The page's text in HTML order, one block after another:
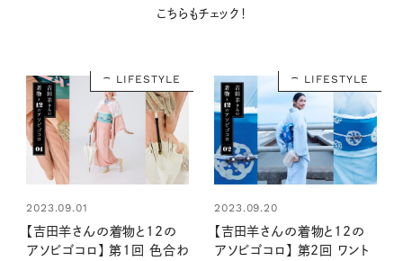
こちらもチェック！
LIFESTYLE
2023.09.01
【吉田羊さんの着物と12の
アソビゴコロ】 第1回 色合わ
LIFESTYLE
2023.09.20
【吉田羊さんの着物と12の
アソビゴコロ】 第2回 ワント